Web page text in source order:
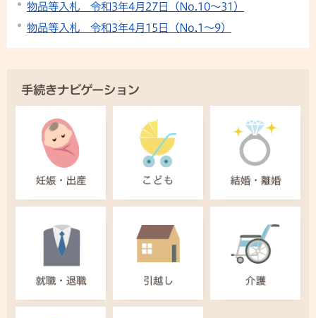
物品等入札 令和3年4月27日（No.10～31）
物品等入札 令和3年4月15日（No.1～9）
手続きナビゲーション